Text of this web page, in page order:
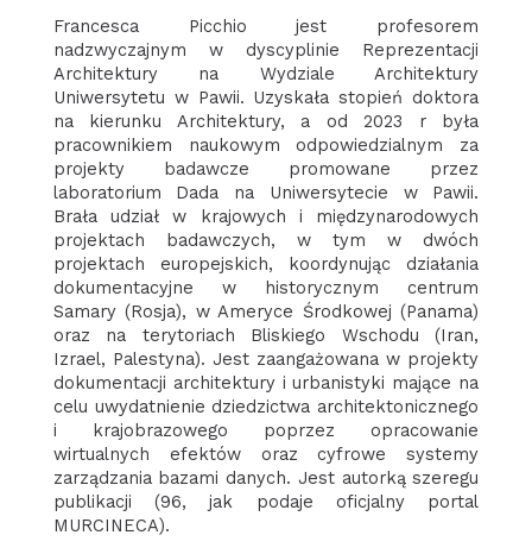
Francesca Picchio jest profesorem
nadzwyczajnym w dyscyplinie Reprezentacji
Architektury na Wydziale Architektury
Uniwersytetu w Pawii. Uzyskała stopień doktora
na kierunku Architektury, a od 2023 r była
pracownikiem naukowym odpowiedzialnym za
projekty badawcze promowane przez
laboratorium Dada na Uniwersytecie w Pawii.
Brała udział w krajowych i międzynarodowych
projektach badawczych, w tym w dwóch
projektach europejskich, koordynując działania
dokumentacyjne w historycznym centrum
Samary (Rosja), w Ameryce Środkowej (Panama)
oraz na terytoriach Bliskiego Wschodu (Iran,
Izrael, Palestyna). Jest zaangażowana w projekty
dokumentacji architektury i urbanistyki mające na
celu uwydatnienie dziedzictwa architektonicznego
i krajobrazowego poprzez opracowanie
wirtualnych efektów oraz cyfrowe systemy
zarządzania bazami danych. Jest autorką szeregu
publikacji (96, jak podaje oficjalny portal
MURCINECA).